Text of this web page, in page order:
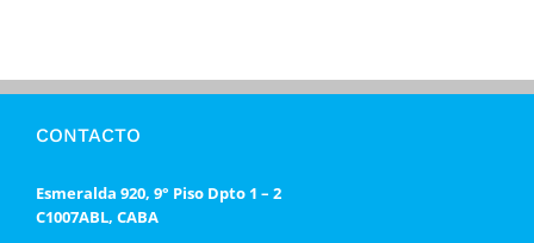
CONTACTO
Esmeralda 920, 9° Piso Dpto 1 – 2
C1007ABL, CABA